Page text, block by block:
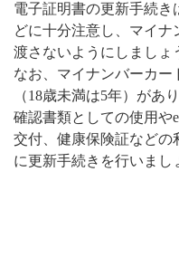
電子証明書の更新手続き
どに十分注意し、マイ
渡さないようにしましょ
なお、マイナンバーカー
（18歳未満は5年）があ
確認書類としての使用や
交付、健康保険証などの
に更新手続きを行いまし